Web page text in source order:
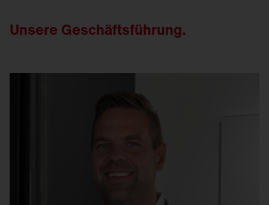
Unsere Geschäftsführung.